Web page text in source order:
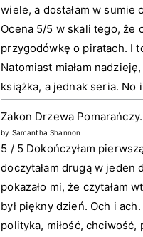
wiele, a dostałam w sumie
Ocena 5/5 w skali tego, że
przygodówkę o piratach. I
Natomiast miałam
książka, a jednak seria. No
Zakon Drzewa
by Samantha Shannon
5 / 5 Dokończyłam
doczytałam drugą w jeden
pokazało mi, że czytałam
był piękny dzień. Och i
polityka, miłość, chciwość,